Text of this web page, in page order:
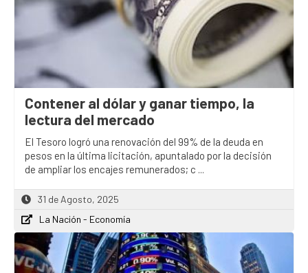
Contener al dólar y ganar tiempo, la
lectura del mercado
El Tesoro logró una renovación del 99% de la deuda en
pesos en la última licitación, apuntalado por la decisión
de ampliar los encajes remunerados; c ...
31 de Agosto, 2025
La Nación - Economía